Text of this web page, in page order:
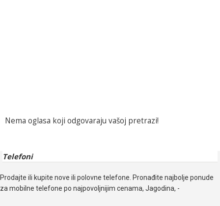
Nema oglasa koji odgovaraju vašoj pretrazi!
Telefoni
Prodajte ili kupite nove ili polovne telefone. Pronađite najbolje ponude
za mobilne telefone po najpovoljnijim cenama, Jagodina, -